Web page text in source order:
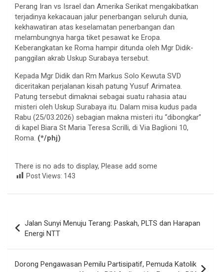
Perang Iran vs Israel dan Amerika Serikat mengakibatkan
terjadinya kekacauan jalur penerbangan seluruh dunia,
kekhawatiran atas keselamatan penerbangan dan
melambungnya harga tiket pesawat ke Eropa.
Keberangkatan ke Roma hampir ditunda oleh Mgr Didik-
panggilan akrab Uskup Surabaya tersebut.
Kepada Mgr Didik dan Rm Markus Solo Kewuta SVD
diceritakan perjalanan kisah patung Yusuf Arimatea.
Patung tersebut dimaknai sebagai suatu rahasia atau
misteri oleh Uskup Surabaya itu. Dalam misa kudus pada
Rabu (25/03.2026) sebagian makna misteri itu “dibongkar”
di kapel Biara St Maria Teresa Scrilli, di Via Baglioni 10,
Roma. (*/phj)
There is no ads to display, Please add some
Post Views: 143
pos
Jalan Sunyi Menuju Terang: Paskah, PLTS dan Harapan
Energi NTT
Dorong Pengawasan Pemilu Partisipatif, Pemuda Katolik